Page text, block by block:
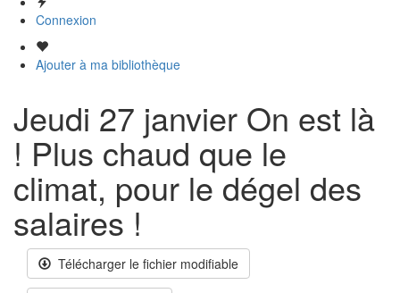
Connexion
Ajouter à ma bibliothèque
Jeudi 27 janvier On est là
! Plus chaud que le
climat, pour le dégel des
salaires !
Télécharger le fichier modifiable